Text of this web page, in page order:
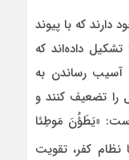
دارند که با پیوند
داده‌اند که
آسیب رساندن به
را تضعیف کنند و
«یَطَؤُنَ مَوطِئا
کفر، تقویت